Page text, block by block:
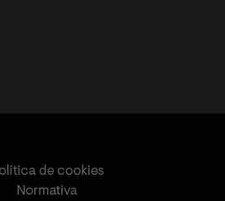
de cookies
Normativa